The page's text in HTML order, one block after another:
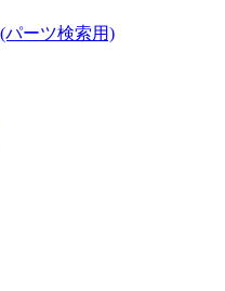
パーツ検索用)